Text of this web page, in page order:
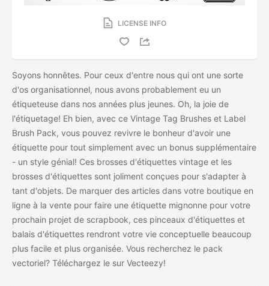
LICENSE INFO
Soyons honnêtes. Pour ceux d'entre nous qui ont une sorte
d'os organisationnel, nous avons probablement eu un
étiqueteuse dans nos années plus jeunes. Oh, la joie de
l'étiquetage! Eh bien, avec ce Vintage Tag Brushes et Label
Brush Pack, vous pouvez revivre le bonheur d'avoir une
étiquette pour tout simplement avec un bonus supplémentaire
- un style génial! Ces brosses d'étiquettes vintage et les
brosses d'étiquettes sont joliment conçues pour s'adapter à
tant d'objets. De marquer des articles dans votre boutique en
ligne à la vente pour faire une étiquette mignonne pour votre
prochain projet de scrapbook, ces pinceaux d'étiquettes et
balais d'étiquettes rendront votre vie conceptuelle beaucoup
plus facile et plus organisée. Vous recherchez le pack
vectoriel? Téléchargez le sur Vecteezy!